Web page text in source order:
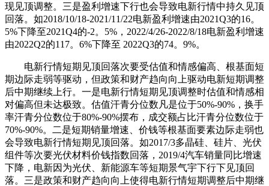
现见顶调整。三是盈利增速下行也会导致电新行情中持久见顶
回落。如2018/10/18-2021/11/22电新盈利增速由2021Q3的16。
5%下降至2021Q4的-2。5%，2022/4/26-2022/8/18电新盈利增速
由2022Q2的117。6%下降至 2022Q3的74。9%。
电新行情短期见顶回落次要受估值和情感偏高、根基面短
期边际走弱等驱动，但政策和财产趋向向上驱动电新短期调整
后中期继续上行。一是电新行情短期见顶调整时估值和情感相
对偏高但未达极致。估值汗青分位数凡是位于50%-90%，换手
率汗青分位数位于80%-90%摆布，成交额占比汗青分位数位于
70%-90%。二是短期销量增速、价钱等根基面要素边际走弱也
会导致电新行情短期见顶回落。如2017/3多晶硅、硅片、光伏
组件等次要光伏材料价钱指数回落，2019/4汽车销量同比增速
下降，电新因为光伏、新能源车等短期景气宇下行下见顶回
落。三是政策和财产趋向向上使得电新行情短期调整后中期继